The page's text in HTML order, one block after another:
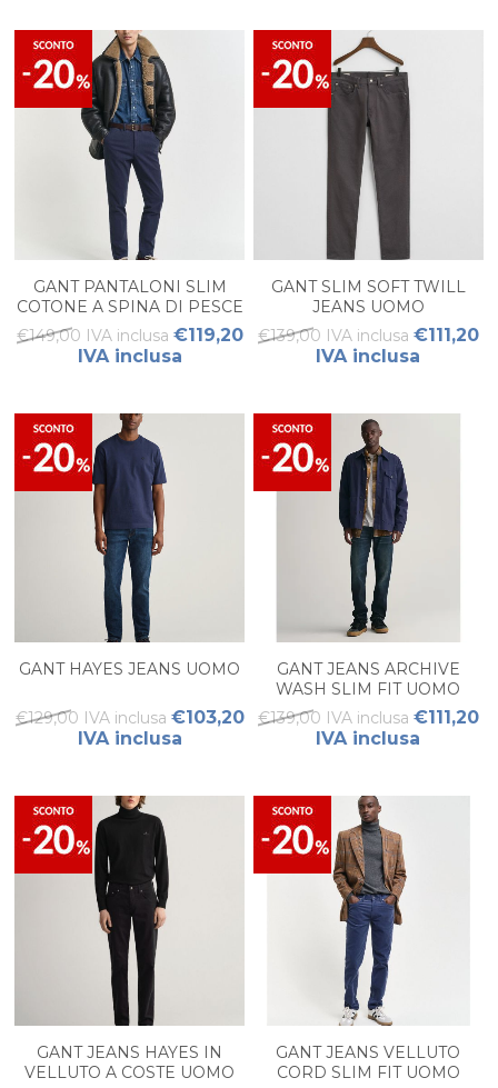
GANT PANTALONI SLIM
COTONE A SPINA DI PESCE
UOMO
€149,00 IVA inclusa €119,20
IVA inclusa
GANT SLIM SOFT TWILL
JEANS UOMO
€139,00 IVA inclusa €111,20
IVA inclusa
GANT HAYES JEANS UOMO
€129,00 IVA inclusa €103,20
IVA inclusa
GANT JEANS ARCHIVE
WASH SLIM FIT UOMO
€139,00 IVA inclusa €111,20
IVA inclusa
GANT JEANS HAYES IN
VELLUTO A COSTE UOMO
GANT JEANS VELLUTO
CORD SLIM FIT UOMO